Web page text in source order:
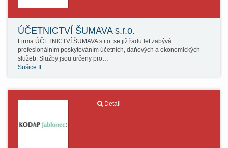
ÚČETNICTVÍ ŠUMAVA s.r.o.
Firma ÚČETNICTVÍ ŠUMAVA s.r.o. se již řadu let zabývá
profesionálním poskytováním účetních, daňových a ekonomických
služeb. Služby jsou určeny pro…
Sušice II
Detail